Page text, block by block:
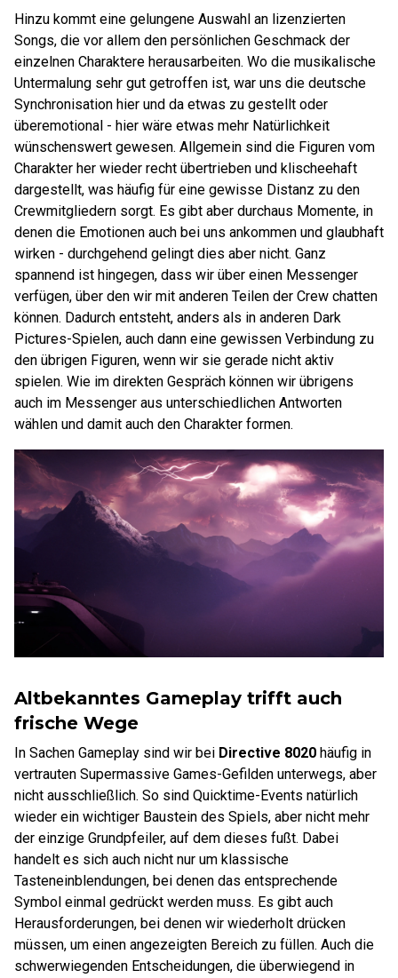
Hinzu kommt eine gelungene Auswahl an lizenzierten
Songs, die vor allem den persönlichen Geschmack der
einzelnen Charaktere herausarbeiten. Wo die musikalische
Untermalung sehr gut getroffen ist, war uns die deutsche
Synchronisation hier und da etwas zu gestellt oder
überemotional - hier wäre etwas mehr Natürlichkeit
wünschenswert gewesen. Allgemein sind die Figuren vom
Charakter her wieder recht übertrieben und klischeehaft
dargestellt, was häufig für eine gewisse Distanz zu den
Crewmitgliedern sorgt. Es gibt aber durchaus Momente, in
denen die Emotionen auch bei uns ankommen und glaubhaft
wirken - durchgehend gelingt dies aber nicht. Ganz
spannend ist hingegen, dass wir über einen Messenger
verfügen, über den wir mit anderen Teilen der Crew chatten
können. Dadurch entsteht, anders als in anderen Dark
Pictures-Spielen, auch dann eine gewissen Verbindung zu
den übrigen Figuren, wenn wir sie gerade nicht aktiv
spielen. Wie im direkten Gespräch können wir übrigens
auch im Messenger aus unterschiedlichen Antworten
wählen und damit auch den Charakter formen.
Altbekanntes Gameplay trifft auch
frische Wege
In Sachen Gameplay sind wir bei Directive 8020 häufig in
vertrauten Supermassive Games-Gefilden unterwegs, aber
nicht ausschließlich. So sind Quicktime-Events natürlich
wieder ein wichtiger Baustein des Spiels, aber nicht mehr
der einzige Grundpfeiler, auf dem dieses fußt. Dabei
handelt es sich auch nicht nur um klassische
Tasteneinblendungen, bei denen das entsprechende
Symbol einmal gedrückt werden muss. Es gibt auch
Herausforderungen, bei denen wir wiederholt drücken
müssen, um einen angezeigten Bereich zu füllen. Auch die
schwerwiegenden Entscheidungen, die überwiegend in